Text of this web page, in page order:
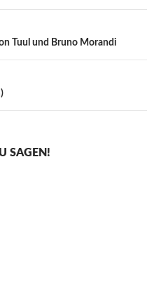
Tuul und Bruno Morandi
SAGEN!